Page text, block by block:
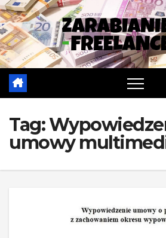
Skip
to
content
Tag:
umowy